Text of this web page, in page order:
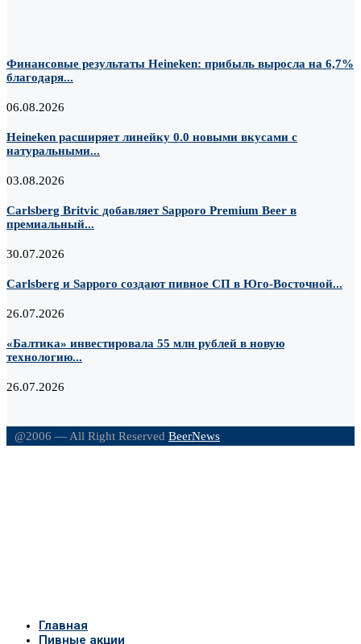
Финансовые результаты Heineken: прибыль выросла на 6,7%
благодаря...
06.08.2026
Heineken расширяет линейку 0.0 новыми вкусами с
натуральными...
03.08.2026
Carlsberg Britvic добавляет Sapporo Premium Beer в
премиальный...
30.07.2026
Carlsberg и Sapporo создают пивное СП в Юго-Восточной...
26.07.2026
«Балтика» инвестировала 55 млн рублей в новую
технологию...
26.07.2026
@2006 — All Right Reserved BeerNews
Главная
Пивные акции